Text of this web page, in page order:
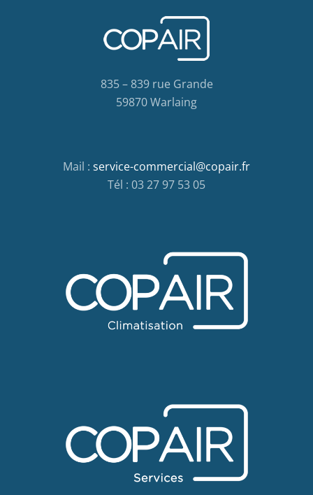
835 – 839 rue Grande
59870 Warlaing
Mail : service-commercial@copair.fr
Tél : 03 27 97 53 05